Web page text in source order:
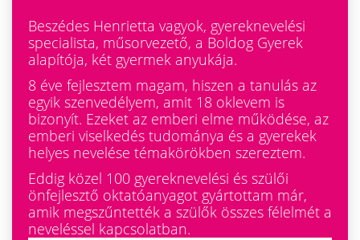
Beszédes Henrietta vagyok, gyereknevelési
specialista, műsorvezető, a Boldog Gyerek
alapítója, két gyermek anyukája.
8 éve fejlesztem magam, hiszen a tanulás az
egyik szenvedélyem, amit 18 oklevem is
bizonyít. Ezeket az emberi elme működése, az
emberi viselkedés tudománya és a gyerekek
helyes nevelése témakörökben szereztem.
Eddig közel 100 gyereknevelési és szülői
önfejlesztő oktatóanyagot gyártottam már,
amik megszűntették a szülők összes félelmét a
neveléssel kapcsolatban.